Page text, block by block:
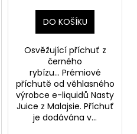
DO KOŠÍKU
Osvěžující příchuť z
černého
rybízu... Prémiové
příchutě od věhlasného
výrobce e-liquidů Nasty
Juice z Malajsie. Příchuť
je dodávána v...